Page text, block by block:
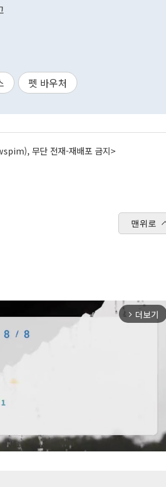
펫 바우처
무단 전재-재배포 금지>
맨위로
arrow_forward_ios 더보기